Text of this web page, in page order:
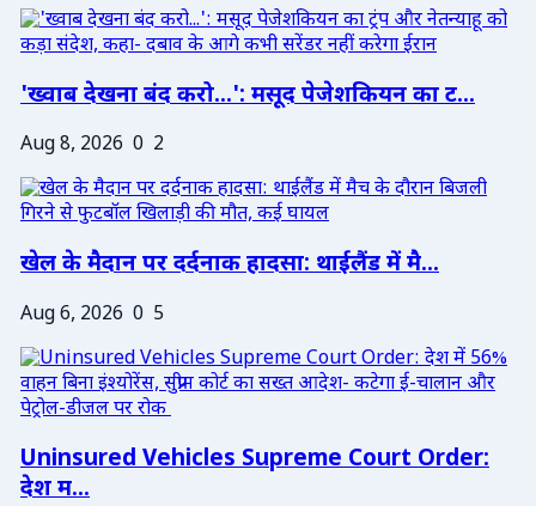
'ख्वाब देखना बंद करो...': मसूद पेजेशकियन का ट...
Aug 8, 2026 0 2
खेल के मैदान पर दर्दनाक हादसा: थाईलैंड में मै...
Aug 6, 2026 0 5
Uninsured Vehicles Supreme Court Order:
देश म...